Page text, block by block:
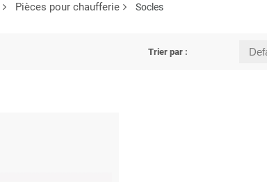
Pièces pour chaufferie Socles
Trier par :